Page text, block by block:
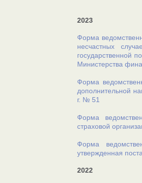
2023
Форма
несчастных
государственной
Министерства
Форма
дополнительной
г. № 51
Форма
страховой
Форма
утвержденная
2022